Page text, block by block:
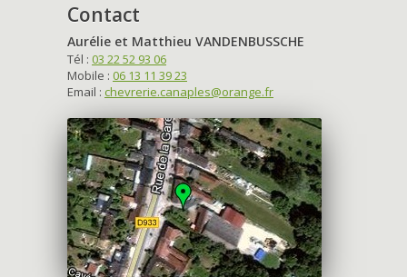
Contact
Aurélie et Matthieu VANDENBUSSCHE
Tél : 03 22 52 93 06
Mobile : 06 13 11 39 23
Email : chevrerie.canaples@orange.fr